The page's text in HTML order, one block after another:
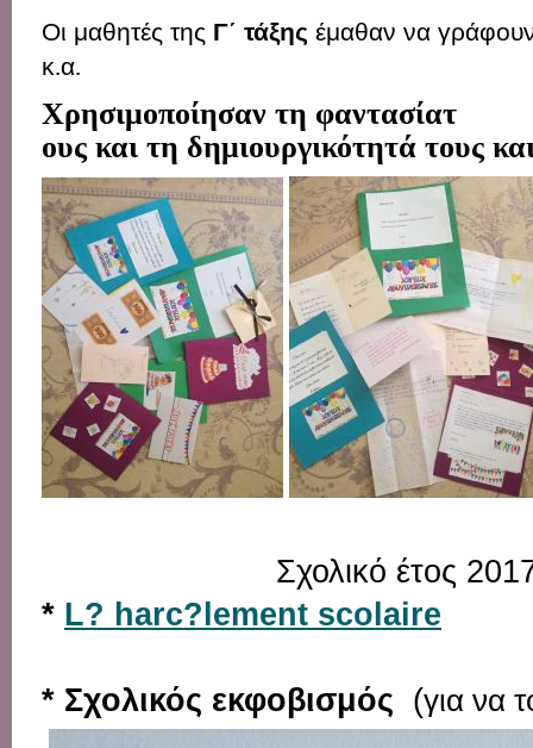
Οι μαθητές της Γ΄ τάξης έμαθαν να
κ.α.
Χρησιμοποίησαν τη φαντασίατ
ους και τη δημιουργικότητά τους
Σχολικό έτος
* L? harc?lement scolaire
* Σχολικός εκφοβισμός (για να